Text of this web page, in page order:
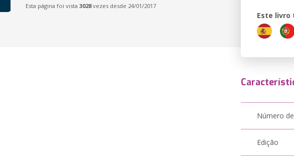
Esta página foi vista 3028vezes desde 24/01/2017
Este livro
Número
Edição